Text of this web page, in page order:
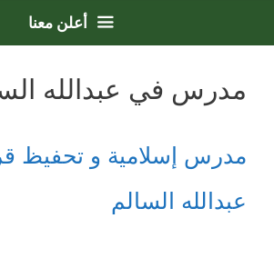
أعلن معنا
مدرس في عبدالله
مدرس إسلامية و تحفيظ
عبدالله السالم